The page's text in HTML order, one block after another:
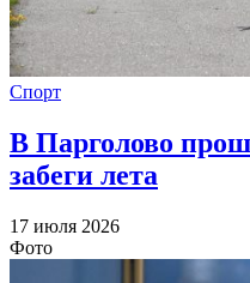
Спорт
В Парголово
забеги лета
17 июля 2026
Фото